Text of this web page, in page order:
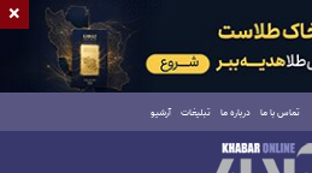
تماس با ما درباره ما تبلیغات آرشیو
×